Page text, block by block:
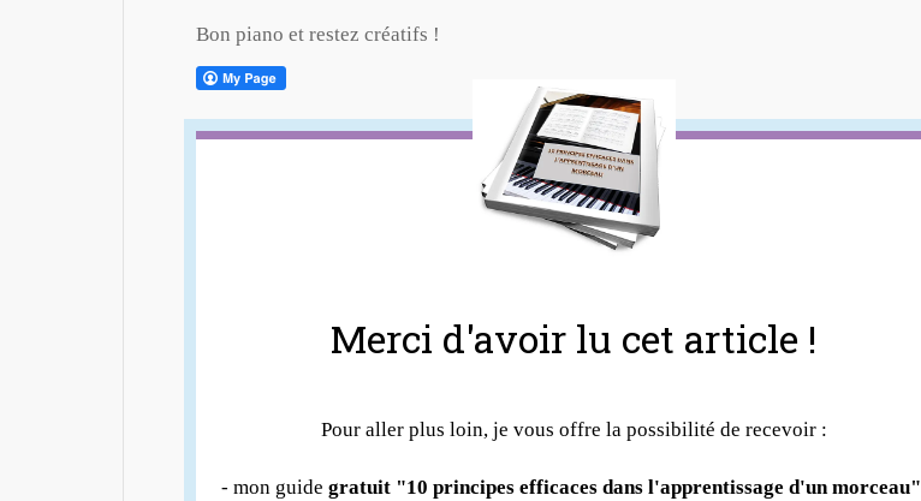
Bon piano et restez créatifs !
Merci d'avoir lu cet article !
Pour aller plus loin, je vous offre la possibilité de recevoir :
- mon guide gratuit "10 principes efficaces dans l'apprentissage d'un morceau"